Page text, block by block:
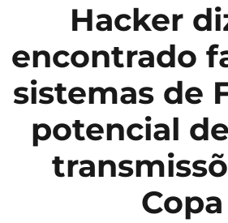
Hacker
encontrado
sistemas de
potencial
Copa